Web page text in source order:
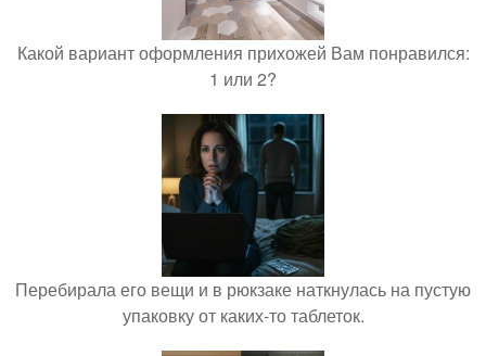
Какой вариант оформления прихожей Вам понравился:
1 или 2?
Перебирала его вещи и в рюкзаке наткнулась на пустую
упаковку от каких-то таблеток.